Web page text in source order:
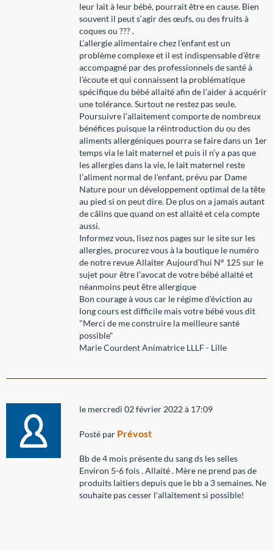
leur lait à leur bébé, pourrait être en cause. Bien
souvent il peut s‘agir des œufs, ou des fruits à
coques ou ??? .
L’allergie alimentaire chez l’enfant est un
problème complexe et il est indispensable d’être
accompagné par des professionnels de santé à
l’écoute et qui connaissent la problématique
spécifique du bébé allaité afin de l’aider à acquérir
une tolérance. Surtout ne restez pas seule.
Poursuivre l’allaitement comporte de nombreux
bénéfices puisque la réintroduction du ou des
aliments allergéniques pourra se faire dans un 1er
temps via le lait maternel et puis il n’y a pas que
les allergies dans la vie, le lait maternel reste
l’aliment normal de l’enfant, prévu par Dame
Nature pour un développement optimal de la tête
au pied si on peut dire. De plus on a jamais autant
de câlins que quand on est allaité et cela compte
aussi.
Informez vous, lisez nos pages sur le site sur les
allergies, procurez vous à la boutique le numéro
de notre revue Allaiter Aujourd’hui N° 125 sur le
sujet pour être l’avocat de votre bébé allaité et
néanmoins peut être allergique
Bon courage à vous car le régime d'éviction au
long cours est difficile mais votre bébé vous dit
"Merci de me construire la meilleure santé
possible"
Marie Courdent Animatrice LLLF - Lille
le mercredi 02 février 2022 à 17:09
Posté par Prévost
Bb de 4 mois présente du sang ds les selles
Environ 5-6 fois . Allaité . Mère ne prend pas de
produits laitiers depuis que le bb a 3 semaines. Ne
souhaite pas cesser l'allaitement si possible!